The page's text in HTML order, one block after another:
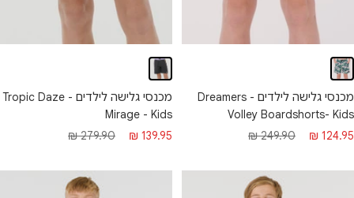
מכנסי גלישה לילדים - Dreamers
Volley Boardshorts- Kids
מחיר
124.95 ₪
מחיר
249.90 ₪
מכנסי גלישה לילדים - Tropic Daze
Mirage - Kids
מחיר
139.95 ₪
מחיר
279.90 ₪